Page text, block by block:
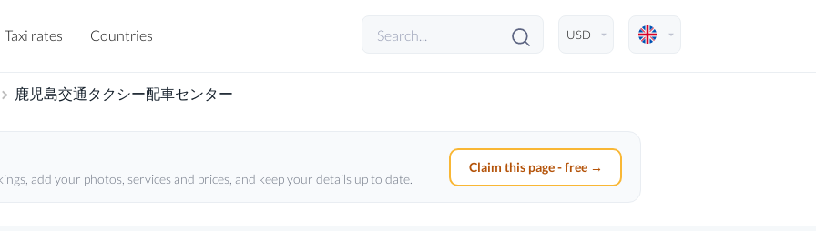
Taxi rates Countries
鹿児島交通タクシー配車センター
add your photos, services and prices, and keep your details up to date.
Claim this page - free →